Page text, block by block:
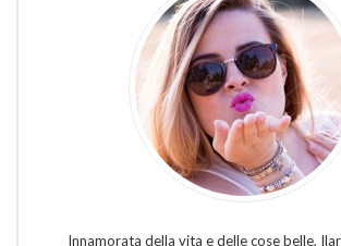
Innamorata della vita e delle cose belle,